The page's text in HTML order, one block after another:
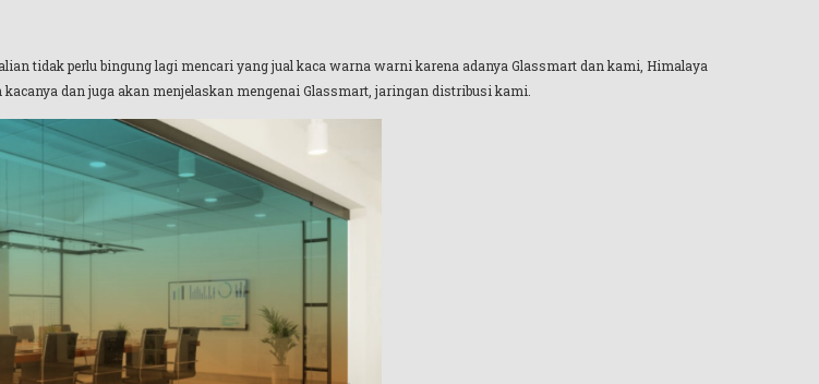
tidak perlu bingung lagi mencari yang jual kaca warna warni karena adanya Glassmart dan kami, Himalaya
dan juga akan menjelaskan mengenai Glassmart, jaringan distribusi kami.